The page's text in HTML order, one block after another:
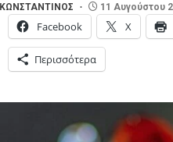
ΚΩΝΣΤΑΝΤΙΝΟΣ 11 Αυγούστου
Facebook X
Περισσότερα